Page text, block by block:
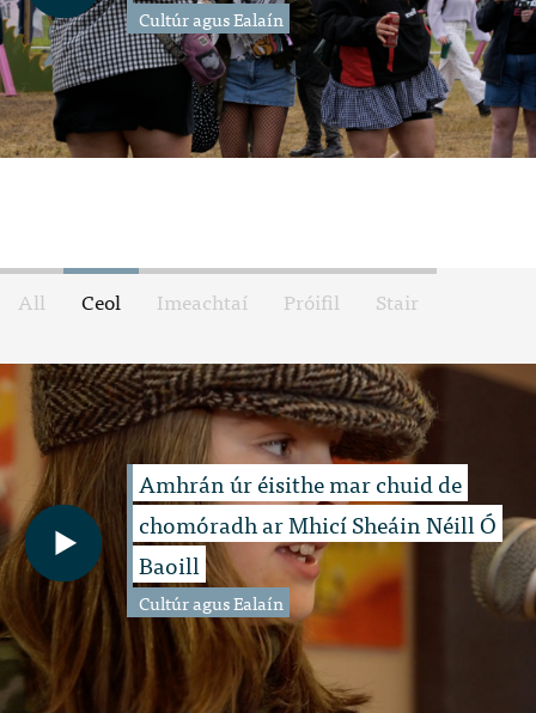
Cultúr agus Ealaín
All Ceol Imeachtaí Próifil Stair
Amhrán úr éisithe mar chuid de
chomóradh ar Mhicí Sheáin Néill Ó
Baoill
Cultúr agus Ealaín